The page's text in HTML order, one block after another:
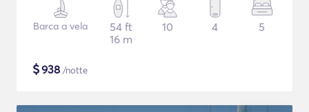
Barca a vela
54 ft
16 m
10 4 5
$938 /notte